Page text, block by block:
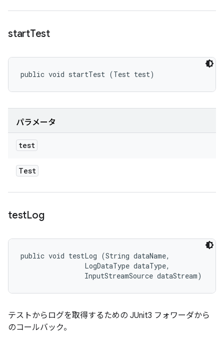
startTest
public void startTest (Test test)
パラメータ
test
Test
testLog
public void testLog (String dataName,
                LogDataType dataType,
                InputStreamSource dataStream)
テストからログを取得するための JUnit3 フォワーダから
のコールバック。